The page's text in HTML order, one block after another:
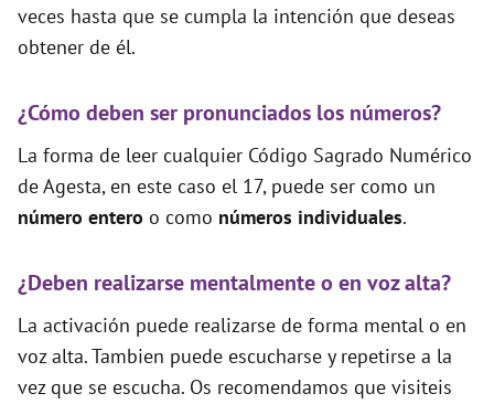
veces hasta que se cumpla la intención que deseas
obtener de él.
¿Cómo deben ser pronunciados los números?
La forma de leer cualquier Código Sagrado Numérico
de Agesta, en este caso el 17, puede ser como un
número entero o como números individuales.
¿Deben realizarse mentalmente o en voz alta?
La activación puede realizarse de forma mental o en
voz alta. Tambien puede escucharse y repetirse a la
vez que se escucha. Os recomendamos que visiteis